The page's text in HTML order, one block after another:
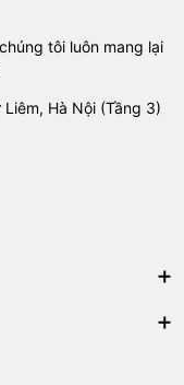
tôi luôn mang lại
Hà Nội (Tầng 3)